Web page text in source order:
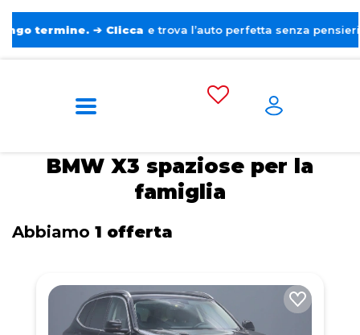
➔ Clicca e trova l’auto perfetta senza pensieri. ❤️
Spaziose per
BMW X3 spaziose per la
famiglia
Abbiamo 1 offerta